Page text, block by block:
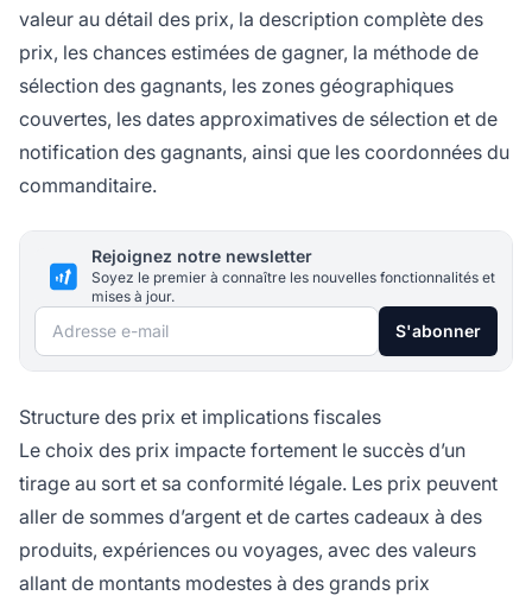
valeur au détail des prix, la description complète des
prix, les chances estimées de gagner, la méthode de
sélection des gagnants, les zones géographiques
couvertes, les dates approximatives de sélection et de
notification des gagnants, ainsi que les coordonnées du
commanditaire.
Rejoignez notre newsletter
Soyez le premier à connaître les nouvelles fonctionnalités et
mises à jour.
Adresse e-mail S'abonner
Structure des prix et implications fiscales
Le choix des prix impacte fortement le succès d’un
tirage au sort et sa conformité légale. Les prix peuvent
aller de sommes d’argent et de cartes cadeaux à des
produits, expériences ou voyages, avec des valeurs
allant de montants modestes à des grands prix